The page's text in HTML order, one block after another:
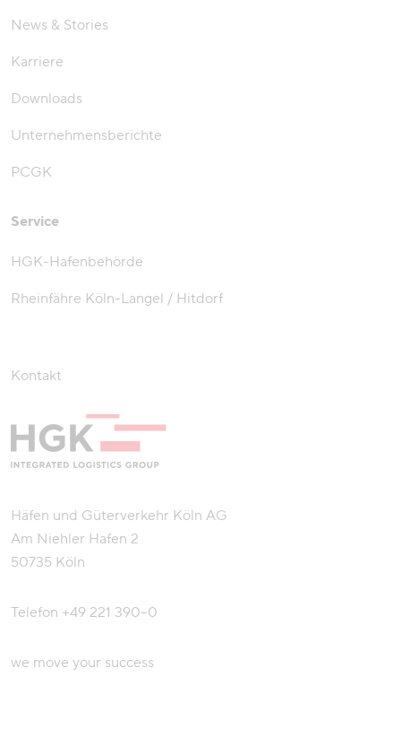
News & Stories
Karriere
Downloads
Unternehmensberichte
PCGK
Service
HGK-Hafenbehörde
Rheinfähre Köln-Langel / Hitdorf
Kontakt
Häfen und Güterverkehr Köln AG
Am Niehler Hafen 2
50735 Köln
Telefon +49 221 390–0
we move your success